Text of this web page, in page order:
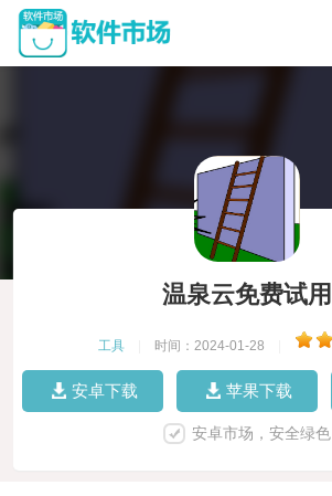
温泉云免费试用
工具 时间：2024-01-28
安卓下载 苹果下载
安卓市场，安全绿色